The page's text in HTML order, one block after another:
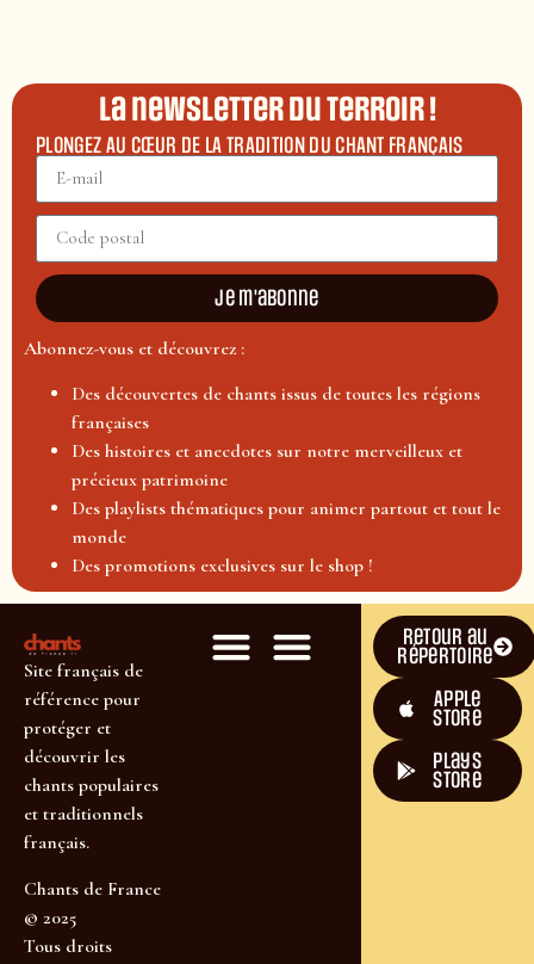
La newsletter du terroir !
PLONGEZ AU CŒUR DE LA TRADITION DU CHANT FRANÇAIS
Je m'abonne
Abonnez-vous et découvrez :
Des découvertes de chants issus de toutes les régions
françaises
Des histoires et anecdotes sur notre merveilleux et
précieux patrimoine
Des playlists thématiques pour animer partout et tout le
monde
Des promotions exclusives sur le shop !
Site français de
référence pour
protéger et
découvrir les
chants populaires
et traditionnels
français.
Chants de France
© 2025
Tous droits
Retour au
répertoire
Apple
Store
plays
store